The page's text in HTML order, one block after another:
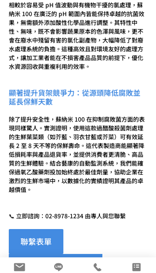
相較於容易受 pH 值波動與有機物干擾的氯處理，蘇
納米 100 在廣泛的 pH 範圍內皆能保持卓越的抗菌效
果，無需額外添加酸性化學品進行調整。其特性中
性、無味，既不會影響蔬果原本的色澤與風味，更不
會在廢水中殘留有害的氯化副產物，大幅降低了對廢
水處理系統的負擔。這種高效且對環境友好的處理方
式，讓加工業者能在不損害產品品質的前提下，優化
水資源回收與重複利用的效率。
顯著提升貨架競爭力：從源頭降低腐敗並
延長保鮮天數
除了提升安全性，蘇納米 100 在抑制腐敗菌方面的表
現同樣驚人。實測證明，使用這款過醋酸殺菌劑處理
的生鮮葉菜類（如芥藍、羽衣甘藍或芥菜）可有效延
長 2 至 8 天不等的保鮮壽命。這代表製造商能顯著降
低損耗率與產品退貨率，並提供消費者更清脆、高品
質的生鮮體驗。結合藝康的自動監測系統，我們能確
保過氧乙酸藥劑投加始終處於最佳劑量，協助企業在
激烈的生鮮市場中，以數據化的實績證明其產品的卓
越價值。
📞 立即諮詢： 02-8978-1234 由專人與您聯繫
聯繫表單
食品、飲料工廠頁面